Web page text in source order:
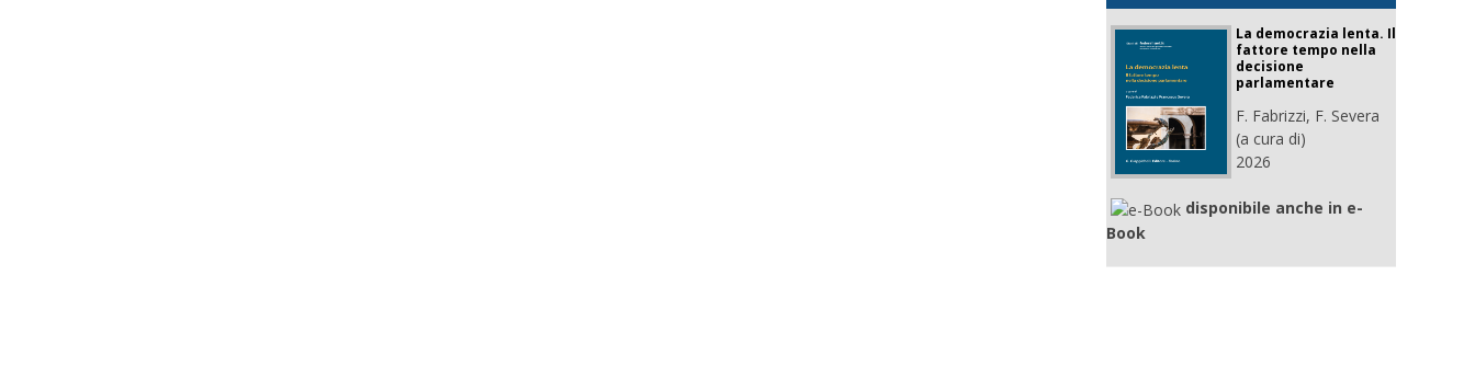
La democrazia lenta. Il
fattore tempo nella
decisione
parlamentare
F. Fabrizzi, F. Severa
(a cura di)
2026
disponibile anche in e-
Book